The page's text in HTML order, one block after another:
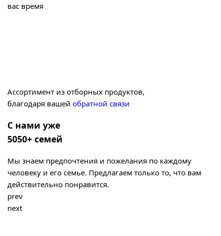
вас время
Ассортимент из отборных продуктов,
благодаря вашей обратной связи
С нами уже
5050+ семей
Мы знаем предпочтения и пожелания по каждому
человеку и его семье. Предлагаем только то, что вам
действительно понравится.
prev
next